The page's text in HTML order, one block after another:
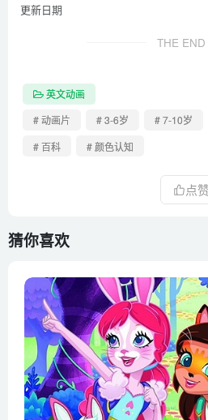
更新日期
THE END
英文动画
# 动画片
# 3-6岁 # 7-10岁
# 百科
# 颜色认知
点
猜你喜欢